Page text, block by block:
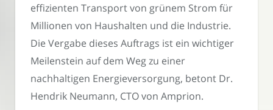
effizienten Transport von grünem Strom für
Millionen von Haushalten und die Industrie.
Die Vergabe dieses Auftrags ist ein wichtiger
Meilenstein auf dem Weg zu einer
nachhaltigen Energieversorgung, betont Dr.
Hendrik Neumann, CTO von Amprion.